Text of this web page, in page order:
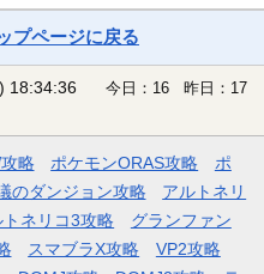
プページに戻る
18:34:36
今日：16 昨日：17
略 ポケモンORAS攻略
ポ
のダンジョン攻略
アルトネリ
トネリコ3攻略
グランファン
スマブラX攻略
VP2攻略